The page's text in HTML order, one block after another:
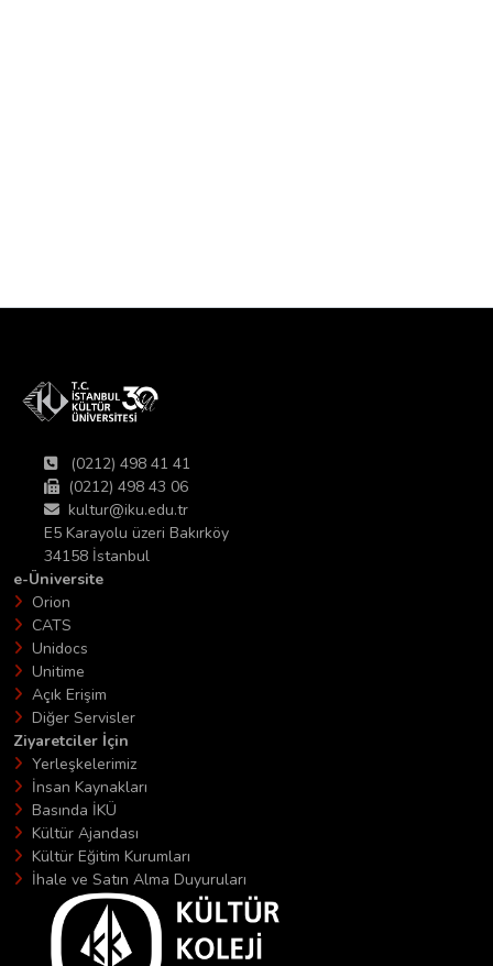
(0212) 498 41 41
(0212) 498 43 06
kultur@iku.edu.tr
E5 Karayolu üzeri Bakırköy
34158 İstanbul
e-Üniversite
Orion
CATS
Unidocs
Unitime
Açık Erişim
Diğer Servisler
Ziyaretciler İçin
Yerleşkelerimiz
İnsan Kaynakları
Basında İKÜ
Kültür Ajandası
Kültür Eğitim Kurumları
İhale ve Satın Alma Duyuruları